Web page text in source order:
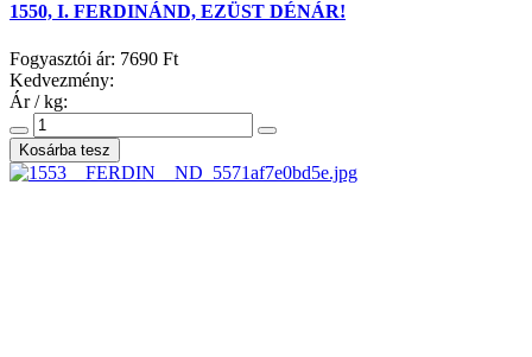
1550, I. FERDINÁND, EZÜST DÉNÁR!
Fogyasztói ár: 7690 Ft
Kedvezmény:
Ár / kg: